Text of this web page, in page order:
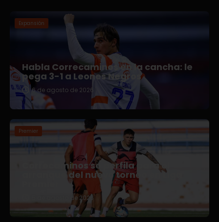
Expansión
Habla Correcaminos en la cancha: le
pega 3-1 a Leones Negros
6 de agosto de 2026
Premier
Correcaminos se perfila para el
arranque del nuevo torneo en Liga
5 de agosto de 2026